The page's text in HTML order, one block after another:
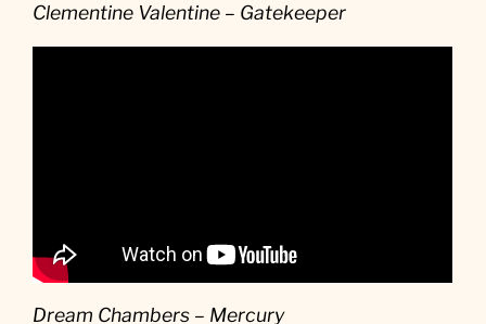
Clementine Valentine – Gatekeeper
Dream Chambers – Mercury